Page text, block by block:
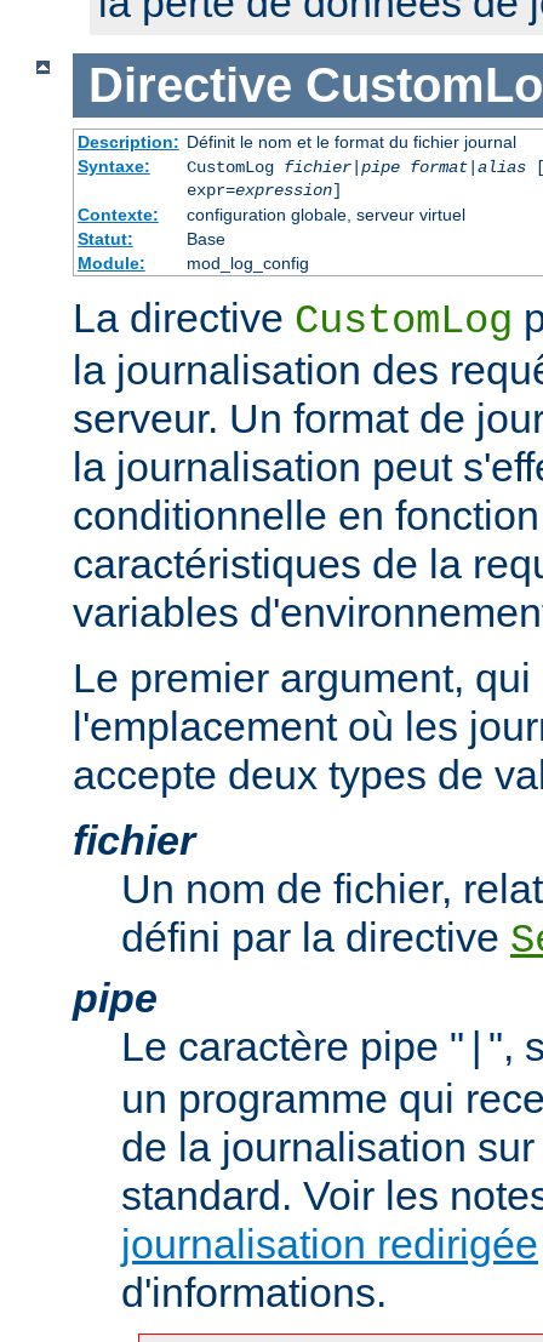
Directive
Description: Définit le nom et le format du fichier journal
Syntaxe:
CustomLog fichier|pipe format|alias
expr=expression]
Contexte:
configuration globale, serveur virtuel
Statut:
Base
Module:
mod_log_config
La directive CustomLog
la journalisation des
serveur. Un format de
la journalisation peut
conditionnelle en
caractéristiques de la
variables
Le premier argument,
l'emplacement où les
accepte deux types de
fichier
Un nom de fichier,
défini par la directive
pipe
Le caractère pipe " ",
un programme qui
de la journalisation
standard. Voir les
journalisation redirigée
d'informations.